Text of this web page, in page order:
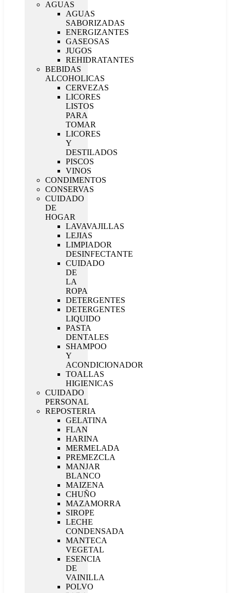
AGUAS
AGUAS
SABORIZADAS
ENERGIZANTES
GASEOSAS
JUGOS
REHIDRATANTES
BEBIDAS
ALCOHOLICAS
CERVEZAS
LICORES
LISTOS
PARA
TOMAR
LICORES
Y
DESTILADOS
PISCOS
VINOS
CONDIMENTOS
CONSERVAS
CUIDADO
DE
HOGAR
LAVAVAJILLAS
LEJIAS
LIMPIADOR
DESINFECTANTE
CUIDADO
DE
LA
ROPA
DETERGENTES
DETERGENTES
LIQUIDO
PASTA
DENTALES
SHAMPOO
Y
ACONDICIONADOR
TOALLAS
HIGIENICAS
CUIDADO
PERSONAL
REPOSTERIA
GELATINA
FLAN
HARINA
MERMELADA
PREMEZCLA
MANJAR
BLANCO
MAIZENA
CHUÑO
MAZAMORRA
SIROPE
LECHE
CONDENSADA
MANTECA
VEGETAL
ESENCIA
DE
VAINILLA
POLVO